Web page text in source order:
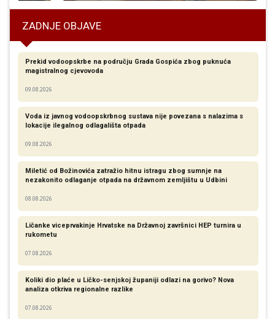
ZADNJE OBJAVE
Prekid vodoopskrbe na području Grada Gospića zbog puknuća
magistralnog cjevovoda
09.08.2026
Voda iz javnog vodoopskrbnog sustava nije povezana s nalazima s
lokacije ilegalnog odlagališta otpada
09.08.2026
Miletić od Božinovića zatražio hitnu istragu zbog sumnje na
nezakonito odlaganje otpada na državnom zemljištu u Udbini
08.08.2026
Ličanke viceprvakinje Hrvatske na Državnoj završnici HEP turnira u
rukometu
07.08.2026
Koliki dio plaće u Ličko-senjskoj županiji odlazi na gorivo? Nova
analiza otkriva regionalne razlike​
07.08.2026